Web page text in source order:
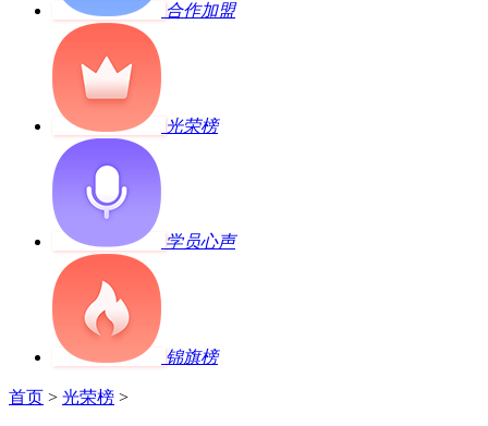
合作加盟
光荣榜
学员心声
锦旗榜
首页 > 光荣榜 >